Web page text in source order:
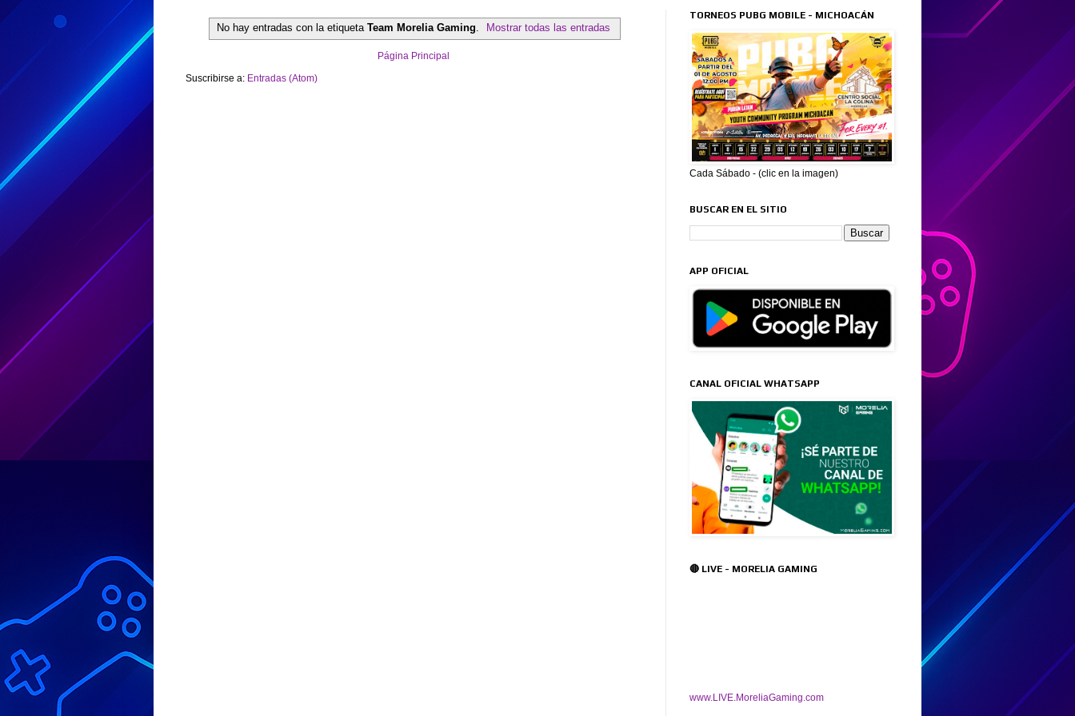
No hay entradas con la etiqueta Team Morelia Gaming Mostrar todas las entradas
Página Principal
Suscribirse a: Entradas (Atom)
TORNEOS PUBG MOBILE - MICHOACÁN
Cada Sábado - (clic en la imagen)
BUSCAR EN EL SITIO
APP OFICIAL
CANAL OFICIAL WHATSAPP
🔴 LIVE - MORELIA GAMING
www.LIVE.MoreliaGaming.com